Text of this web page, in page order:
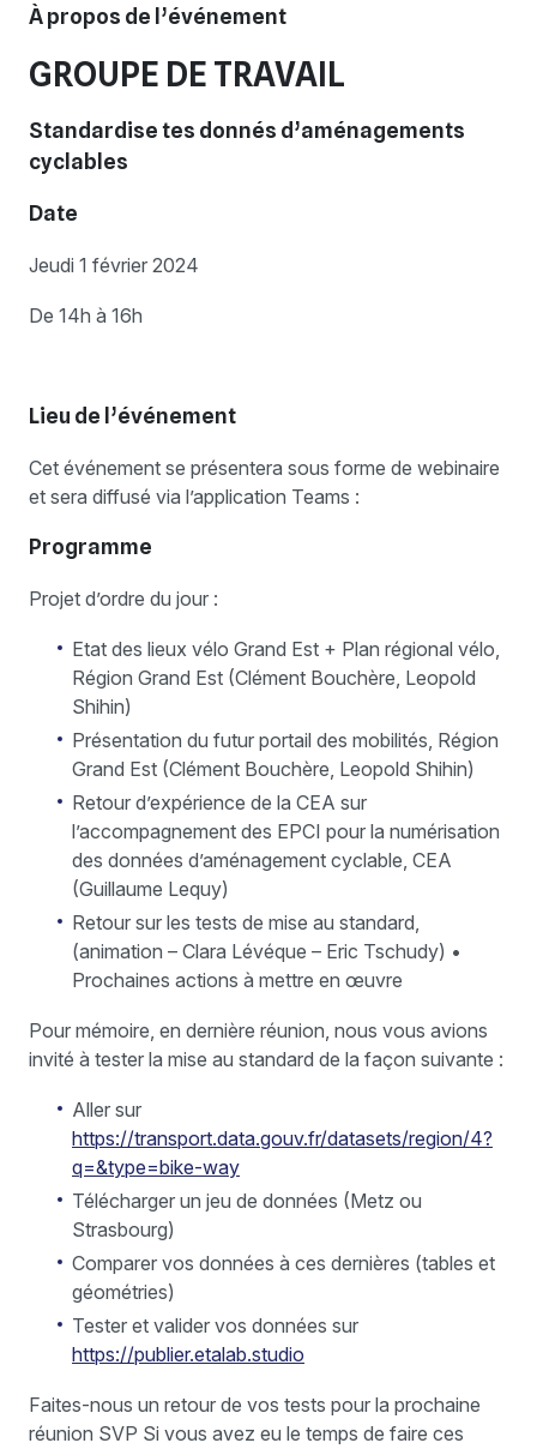
À propos de l’événement
GROUPE DE TRAVAIL
Standardise tes donnés d’aménagements
cyclables
Date
Jeudi 1 février 2024
De 14h à 16h
Lieu de l’événement
Cet événement se présentera sous forme de webinaire
et sera diffusé via l’application Teams :
Programme
Projet d’ordre du jour :
Etat des lieux vélo Grand Est + Plan régional vélo,
Région Grand Est (Clément Bouchère, Leopold
Shihin)
Présentation du futur portail des mobilités, Région
Grand Est (Clément Bouchère, Leopold Shihin)
Retour d’expérience de la CEA sur
l’accompagnement des EPCI pour la numérisation
des données d’aménagement cyclable, CEA
(Guillaume Lequy)
Retour sur les tests de mise au standard,
(animation – Clara Lévéque – Eric Tschudy) •
Prochaines actions à mettre en œuvre
Pour mémoire, en dernière réunion, nous vous avions
invité à tester la mise au standard de la façon suivante :
Aller sur
https://transport.data.gouv.fr/datasets/region/4?
q=&type=bike-way
Télécharger un jeu de données (Metz ou
Strasbourg)
Comparer vos données à ces dernières (tables et
géométries)
Tester et valider vos données sur
https://publier.etalab.studio
Faites-nous un retour de vos tests pour la prochaine
réunion SVP Si vous avez eu le temps de faire ces